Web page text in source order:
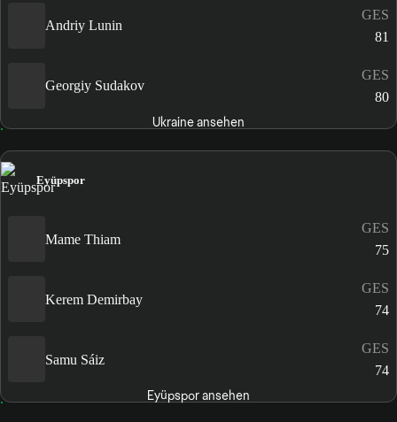
Andriy Lunin
GES
81
Georgiy Sudakov
GES
80
Ukraine ansehen
Eyüpspor
Mame Thiam
GES
75
Kerem Demirbay
GES
74
Samu Sáiz
GES
74
Eyüpspor ansehen